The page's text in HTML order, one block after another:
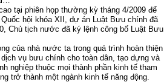
tại phiên họp thường kỳ tháng 4/2009 để
hội khóa XII, dự án Luật Bưu chính đã
Chủ tịch nước đã ký lệnh công bố Luật Bưu
của nhà nước ta trong quá trình hoàn thiện
vụ bưu chính cho toàn dân, tạo dựng và
nghiệp thuộc mọi thành phần kinh tế tham
trở thành một ngành kinh tế năng động.